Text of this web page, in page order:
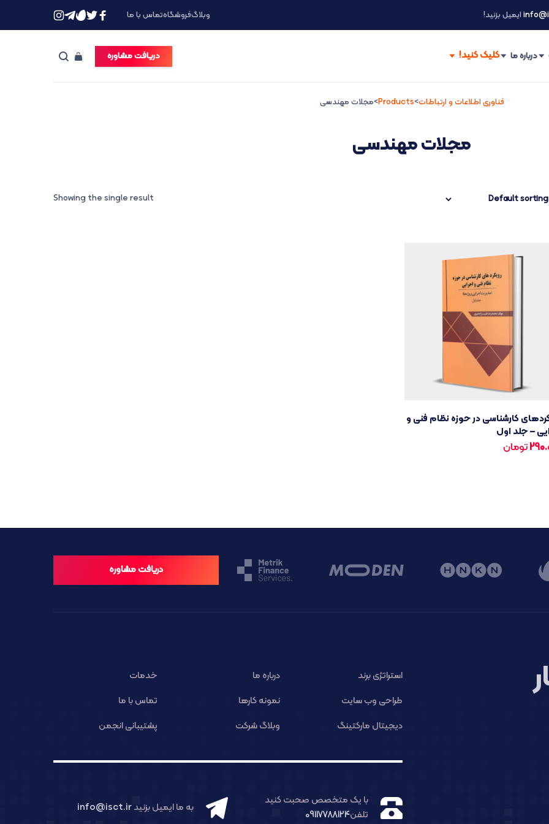
ایمیل بزنید! وبلاگفروشگاهتماس با ما
درباره ما دریافت مشاوره
فناوری اطلاعات و ارتباطات>
Products
>مجلات مهندسی
مجلات مهندسی
Showing the single result
کارشناسی در حوزه نظام فنی و
– جلد اول
تومان
دریافت مشاوره
استراتژی برند درباره ما
خدمات
طراحی وب سایت
نمونه کارها
تماس با ما
دیجیتال مارکتینگ
وبلاگ شرکت پشتیبانی انجمن
با یک متخصص صحبت کنید
تلفن09117788124
به ما ایمیل بزنیدinfo@isct.ir